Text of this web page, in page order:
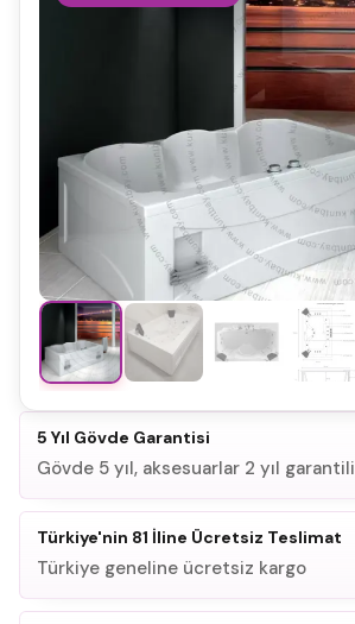
5 Yıl Gövde Garantisi
Gövde 5 yıl, aksesuarlar 2 yıl garantili
Türkiye'nin 81 İline Ücretsiz Teslimat
Türkiye geneline ücretsiz kargo